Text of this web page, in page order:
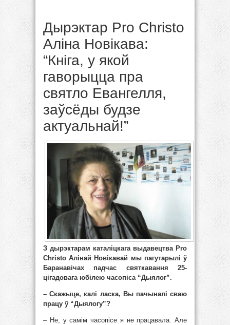
Дырэктар Pro Christo
Аліна Новікава:
“Кніга, у якой
гаворыцца пра
святло Евангелля,
заўсёды будзе
актуальнай!”
З дырэктарам каталіцкага выдавецтва Pro
Christo Алінай Новікавай мы пагутарылі ў
Баранавічах падчас святкавання 25-
цігадовага юбілею часопіса “Дыялог”.
– Скажыце, калі ласка, Вы пачыналі сваю
працу ў “Дыялогу”?
– Не, у самім часопісе я не працавала. Але